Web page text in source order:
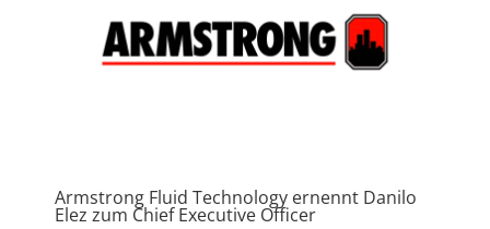
Armstrong Fluid Technology ernennt Danilo
Elez zum Chief Executive Officer